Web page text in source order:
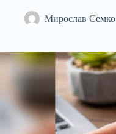
Мирослав Семко